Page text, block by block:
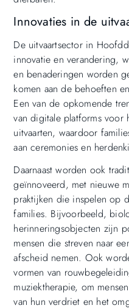
Innovaties in de
De uitvaartsector in
innovatie en verandering,
en benaderingen worden
komen aan de behoeften
Een van de opkomende
van digitale platforms voor
uitvaarten, waardoor
aan ceremonies en
Daarnaast worden ook
geïnnoveerd, met nieuwe
praktijken die inspelen op
families. Bijvoorbeeld,
herinneringsobjecten zijn
mensen die streven naar
afscheid nemen. Ook
vormen van
muziektherapie, om
van hun verdriet en het